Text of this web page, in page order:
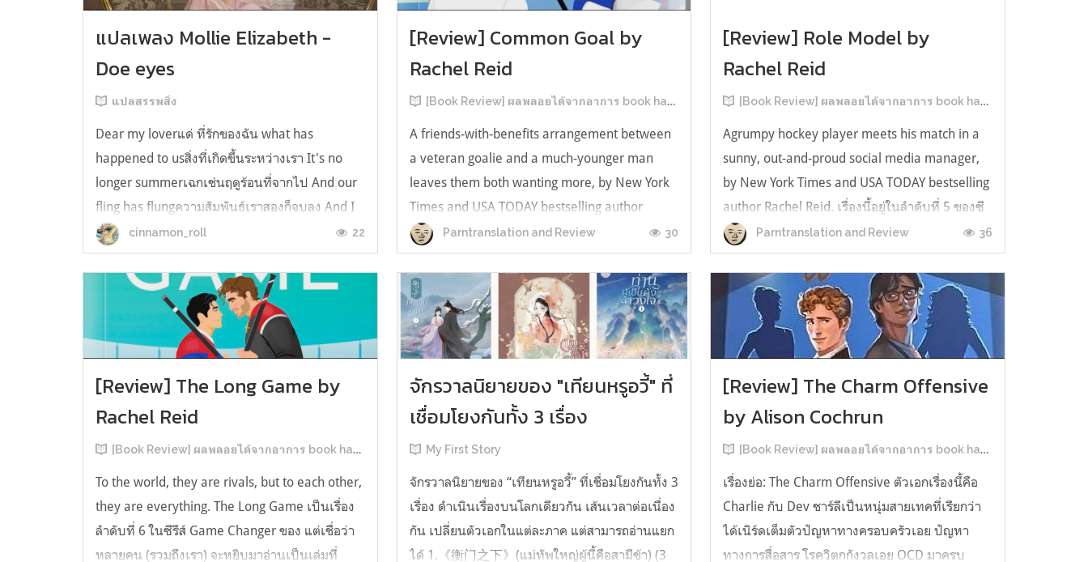
แปลเพลง Mollie Elizabeth -
Doe eyes
แปลสรรพสิ่ง
Dear my loverแด่ ที่รักของฉัน what has
happened to usสิ่งที่เกิดขึ้นระหว่างเรา It's no
longer summerเฉกเช่นฤดูร้อนที่จากไป And our
fling has flungความสัมพันธ์เราสองก็จบลง And I
still spin your recordsแต่ฉันยังเล่นเพลงโปรดของ
คุณบนแผ่นเสียงไวนิล And You still feel like
homeในใจฉัน ตัวตนคุณก็ยังอบอ...
cinnamon_roll 22
[Review] Common Goal by
Rachel Reid
[Book Review] ผลพลอยได้จากอาการ book hangover หลังอ่านสารพัน MM Romance
A friends-with-benefits arrangement between
a veteran goalie and a much-younger man
leaves them both wanting more, by New York
Times and USA TODAY bestselling author
Rachel Reid. เป็นเรื่องลำดับที่ 4ในซีรีส์ Game
Changer และเป็นเล่มที่ 4 ที่เราหยิบมาอ่าน ใน
ที่สุดลำดับเรื่องกับลำดับที่หยิบอ่านก็ตรงกั...
Parntranslation and Review 30
[Review] Role Model by
Rachel Reid
[Book Review] ผลพลอยได้จากอาการ book hangover หลังอ่านสารพัน MM Romance
Agrumpy hockey player meets his match in a
sunny, out-and-proud social media manager,
by New York Times and USA TODAY bestselling
author Rachel Reid. เรื่องนี้อยู่ในลำดับที่ 5 ของซี
รีส์ Game Changer แต่เป็นเรื่องที่ 3 ที่เราหยิบมา
อ่าน เพราะเห็นว่าเป็นเรื่องในไทม์ไลน์เดียวกันกับ
TheLong Game ประกอบกั...
Parntranslation and Review 36
[Review] The Long Game by
Rachel Reid
[Book Review] ผลพลอยได้จากอาการ book hangover หลังอ่านสารพัน MM Romance
To the world, they are rivals, but to each other,
they are everything. The Long Game เป็นเรื่อง
ลำดับที่ 6 ในซีรีส์ Game Changer ของ แต่เชื่อว่า
หลายคน (รวมถึงเรา) จะหยิบมาอ่านเป็นเล่มที่
จักรวาลนิยายของ "เทียนหรูอวี้" ที่
เชื่อมโยงกันทั้ง 3 เรื่อง
My First Story
จักรวาลนิยายของ “เทียนหรูอวี้” ที่เชื่อมโยงกันทั้ง 3
เรื่อง ดำเนินเรื่องบนโลกเดียวกัน เส้นเวลาต่อเนื่อง
กัน เปลี่ยนตัวเอกในแต่ละภาค แต่สามารถอ่านแยก
ได้ 1.《衡门之下》(แม่ทัพใหญ่ผู้นี้คือสามีข้า) (3
[Review] The Charm Offensive
by Alison Cochrun
[Book Review] ผลพลอยได้จากอาการ book hangover หลังอ่านสารพัน MM Romance
เรื่องย่อ: The Charm Offensive ตัวเอกเรื่องนี้คือ
Charlie กับ Dev ชาร์ลีเป็นหนุ่มสายเทคที่เรียกว่า
ได้เนิร์ดเต็มตัวปัญหาทางครอบครัวเอย ปัญหา
ทางการสื่อสาร โรควิตกกังวลเอย OCD มาครบ